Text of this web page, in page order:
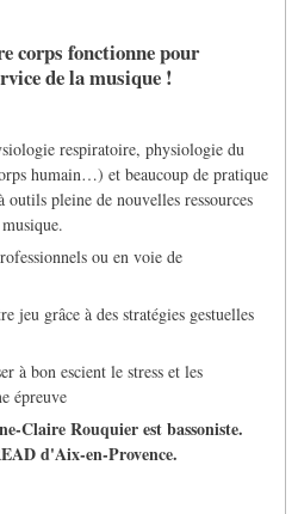
corps fonctionne pour
de la musique !
respiratoire, physiologie du
humain…) et beaucoup de pratique
pleine de nouvelles ressources
ou en voie de
grâce à des stratégies gestuelles
à bon escient le stress et les
épreuve
Claire Rouquier est bassoniste.
d'Aix-en-Provence.